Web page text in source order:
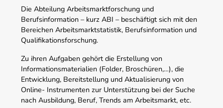
Die Abteilung Arbeitsmarktforschung und
Berufsinformation – kurz ABI – beschäftigt sich mit den
Bereichen Arbeitsmarktstatistik, Berufsinformation und
Qualifikationsforschung.
Zu ihren Aufgaben gehört die Erstellung von
Informationsmaterialien (Folder, Broschüren,…), die
Entwicklung, Bereitstellung und Aktualisierung von
Online- Instrumenten zur Unterstützung bei der Suche
nach Ausbildung, Beruf, Trends am Arbeitsmarkt, etc.